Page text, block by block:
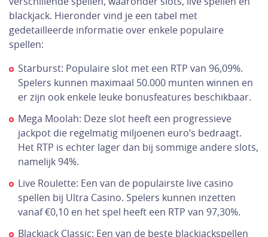
blackjack. Hieronder vind je een tabel met
gedetailleerde informatie over enkele populaire
spellen:
Starburst: Populaire slot met een RTP van 96,09%.
Spelers kunnen maximaal 50.000 munten winnen en
er zijn ook enkele leuke bonusfeatures beschikbaar.
Mega Moolah: Deze slot heeft een progressieve
jackpot die regelmatig miljoenen euro’s bedraagt.
Het RTP is echter lager dan bij sommige andere slots,
namelijk 94%.
Live Roulette: Een van de populairste live casino
spellen bij Ultra Casino. Spelers kunnen inzetten
vanaf €0,10 en het spel heeft een RTP van 97,30%.
Blackjack Classic: Een van de beste blackjackspellen